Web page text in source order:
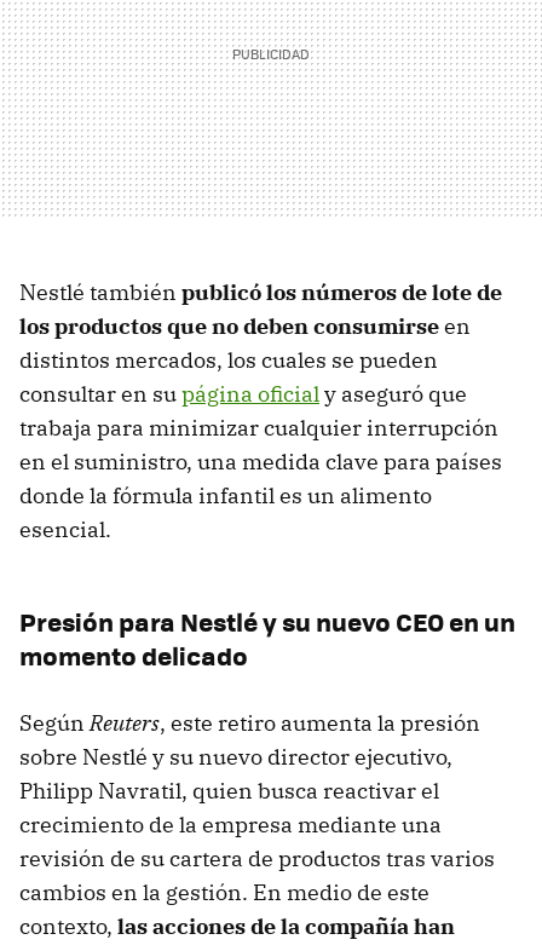
Nestlé también publicó los números de lote de
los productos que no deben consumirseen
distintos mercados, los cuales se pueden
consultar en supágina oficialy aseguró que
trabaja para minimizar cualquier interrupción
en el suministro, una medida clave para países
donde la fórmula infantil es un alimento
esencial.
Presión para Nestlé y su nuevo CEO en un
momento delicado
SegúnReuters, este retiro aumenta la presión
sobre Nestlé y su nuevo director ejecutivo,
Philipp Navratil, quien busca reactivar el
crecimiento de la empresa mediante una
revisión de su cartera de productos tras varios
cambios en la gestión. En medio de este
contexto, las acciones de la compañía han